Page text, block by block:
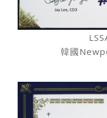
韓國